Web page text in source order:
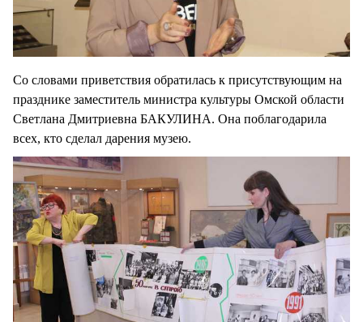
Со словами приветствия обратилась к присутствующим на
празднике заместитель министра культуры Омской области
Светлана Дмитриевна БАКУЛИНА. Она поблагодарила
всех, кто сделал дарения музею.